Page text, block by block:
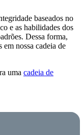
baseados no
e as habilidades dos
Dessa forma,
nossa cadeia de
uma cadeia de